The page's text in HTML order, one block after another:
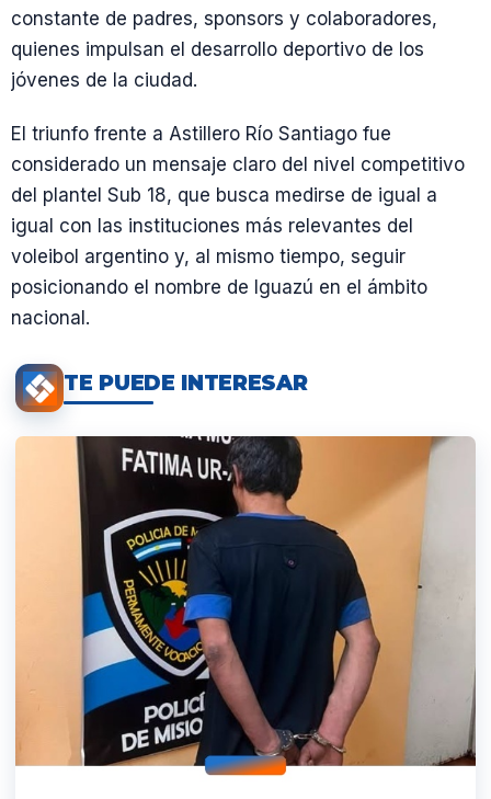
constante de padres, sponsors y colaboradores,
quienes impulsan el desarrollo deportivo de los
jóvenes de la ciudad.
El triunfo frente a Astillero Río Santiago fue
considerado un mensaje claro del nivel competitivo
del plantel Sub 18, que busca medirse de igual a
igual con las instituciones más relevantes del
voleibol argentino y, al mismo tiempo, seguir
posicionando el nombre de Iguazú en el ámbito
nacional.
TE PUEDE INTERESAR